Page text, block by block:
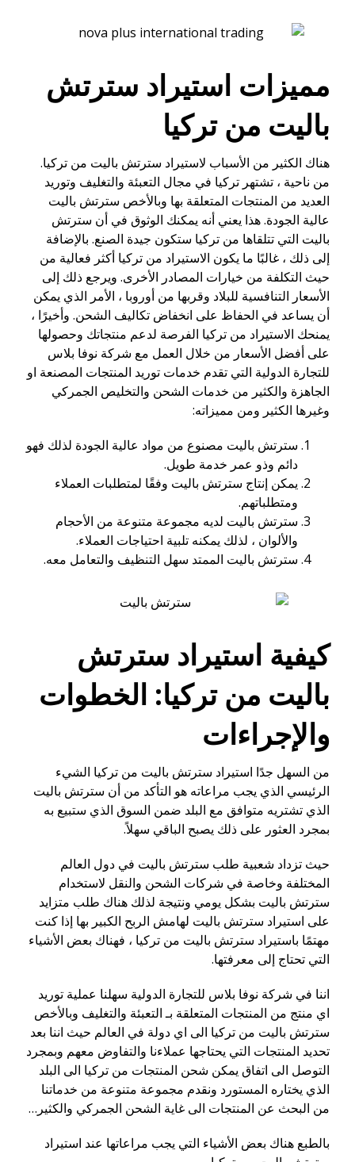
مميزات استيراد سترتش
باليت من تركيا
هناك الكثير من الأسباب لاستيراد سترتش باليت من تركيا.
من ناحية ، تشتهر تركيا في مجال التعبئة والتغليف وتوريد
العديد من المنتجات المتعلقة بها وبالأخص سترتش باليت
عالية الجودة. هذا يعني أنه يمكنك الوثوق في أن سترتش
باليت التي تتلقاها من تركيا ستكون جيدة الصنع. بالإضافة
إلى ذلك ، غالبًا ما يكون الاستيراد من تركيا أكثر فعالية من
حيث التكلفة من خيارات المصادر الأخرى. ويرجع ذلك إلى
الأسعار التنافسية للبلاد وقربها من أوروبا ، الأمر الذي يمكن
أن يساعد في الحفاظ على انخفاض تكاليف الشحن. وأخيرًا ،
يمنحك الاستيراد من تركيا الفرصة لدعم منتجاتك وحصولها
على أفضل الأسعار من خلال العمل مع شركة نوفا بلاس
للتجارة الدولية التي تقدم خدمات توريد المنتجات المصنعة او
الجاهزة والكثير من خدمات الشحن والتخليص الجمركي
وغيرها الكثير ومن مميزاته:
سترتش باليت مصنوع من مواد عالية الجودة لذلك فهو
دائم وذو عمر خدمة طويل.
يمكن إنتاج سترتش باليت وفقًا لمتطلبات العملاء
ومتطلباتهم.
سترتش باليت لديه مجموعة متنوعة من الأحجام
والألوان ، لذلك يمكنه تلبية احتياجات العملاء.
سترتش باليت الممتد سهل التنظيف والتعامل معه.
كيفية استيراد سترتش
باليت من تركيا: الخطوات
والإجراءات
من السهل جدًا استيراد سترتش باليت من تركيا الشيء
الرئيسي الذي يجب مراعاته هو التأكد من أن سترتش باليت
الذي تشتريه متوافق مع البلد ضمن السوق الذي ستبيع به
بمجرد العثور على ذلك يصبح الباقي سهلاً.
حيث تزداد شعبية طلب سترتش باليت في دول العالم
المختلفة وخاصة في شركات الشحن والنقل لاستخدام
سترتش باليت بشكل يومي ونتيجة لذلك هناك طلب متزايد
على استيراد سترتش باليت لهامش الربح الكبير بها إذا كنت
مهتمًا باستيراد سترتش باليت من تركيا ، فهناك بعض الأشياء
التي تحتاج إلى معرفتها.
اننا في شركة نوفا بلاس للتجارة الدولية سهلنا عملية توريد
اي منتج من المنتجات المتعلقة بـ التعبئة والتغليف وبالأخص
سترتش باليت من تركيا الى اي دولة في العالم حيث اننا بعد
تحديد المنتجات التي يحتاجها عملاءنا والتفاوض معهم وبمجرد
التوصل الى اتفاق يمكن شحن المنتجات من تركيا الى البلد
الذي يختاره المستورد ونقدم مجموعة متنوعة من خدماتنا
من البحث عن المنتجات الى غاية الشحن الجمركي والكثير…
بالطبع هناك بعض الأشياء التي يجب مراعاتها عند استيراد